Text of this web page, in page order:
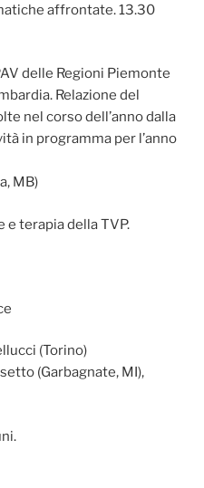
affrontate. 13.30
delle Regioni Piemonte
Relazione del
nel corso dell’anno dalla
in programma per l’anno
MB)
e terapia della TVP.
(Torino)
(Garbagnate, MI),